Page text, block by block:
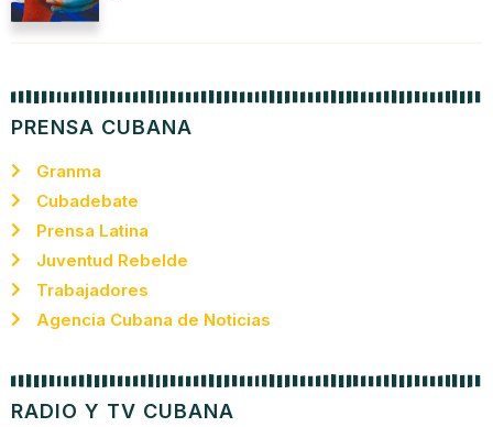
PRENSA CUBANA
Granma
Cubadebate
Prensa Latina
Juventud Rebelde
Trabajadores
Agencia Cubana de Noticias
RADIO Y TV CUBANA